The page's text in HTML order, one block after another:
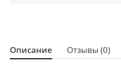
Описание Отзывы (0)